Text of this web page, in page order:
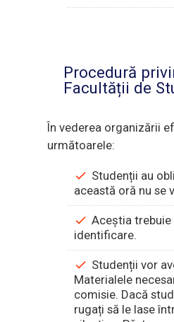
Procedură
Facultății de
În vederea organizării
următoarele:
Studenții au
această oră nu se
Aceștia trebuie
identificare.
Studenții vor
Materialele
comisie. Dacă
rugați să le lase